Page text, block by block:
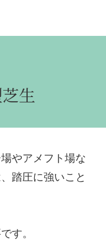
生
やアメフト場な
踏圧に強いこと
す。